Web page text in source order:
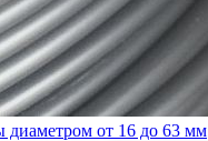
диаметром от 16 до 63 мм